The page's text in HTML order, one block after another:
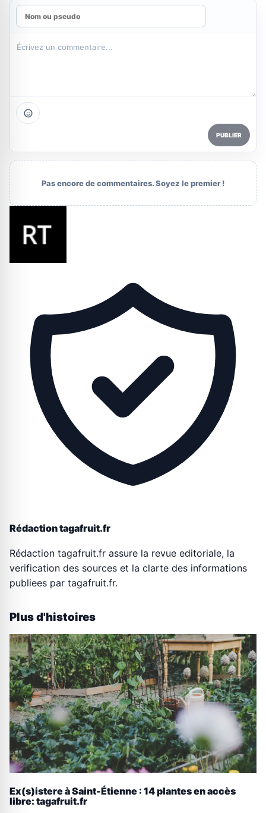
PUBLIER
Pas encore de commentaires. Soyez le premier !
Rédaction tagafruit.fr
Rédaction tagafruit.fr assure la revue editoriale, la
verification des sources et la clarte des informations
publiees par tagafruit.fr.
Plus d'histoires
Ex(s)istere à Saint-Étienne : 14 plantes en accès
libre: tagafruit.fr